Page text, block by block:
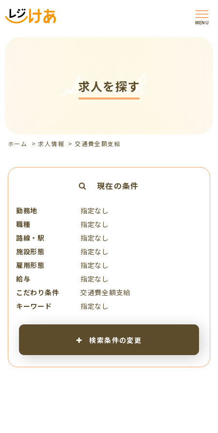
MENU
求人を探す
Search
ホーム >求人情報 >交通費全額支給
現在の条件
勤務地
指定なし
職種
指定なし
路線・駅
指定なし
施設形態
指定なし
雇用形態
指定なし
給与
指定なし
こだわり条件
交通費全額支給
キーワード
指定なし
検索条件の変更